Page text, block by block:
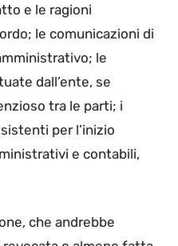
e le ragioni
le comunicazioni di
le
dall’ente, se
tra le parti; i
per l’inizio
e contabili,
che andrebbe